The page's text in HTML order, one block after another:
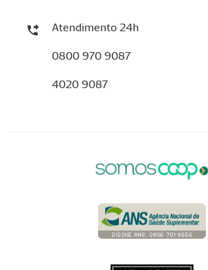
Atendimento 24h
0800 970 9087
4020 9087